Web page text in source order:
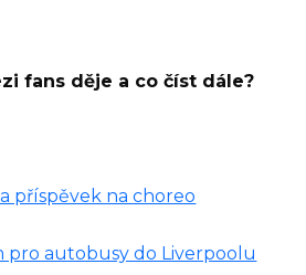
fans děje a co číst dále?
příspěvek na choreo
pro autobusy do Liverpoolu